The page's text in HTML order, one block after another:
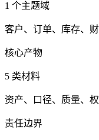
1 个主题域
客户、订单、库存、
核心产物
5 类材料
资产、口径、质量、
责任边界